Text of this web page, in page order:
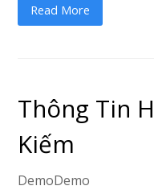
Read More
Thông Tin
Kiếm
DemoDemo